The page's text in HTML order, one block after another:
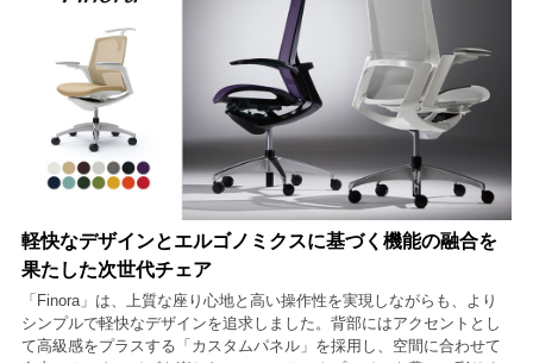
軽快なデザインとエルゴノミクスに基づく機能の融合を
果たした次世代チェア
「Finora」は、上質な座り心地と高い操作性を実現しながらも、より
シンプルで軽快なデザインを追求しました。背部にはアクセントとし
て高級感をプラスする「カスタムパネル」を採用し、空間に合わせて